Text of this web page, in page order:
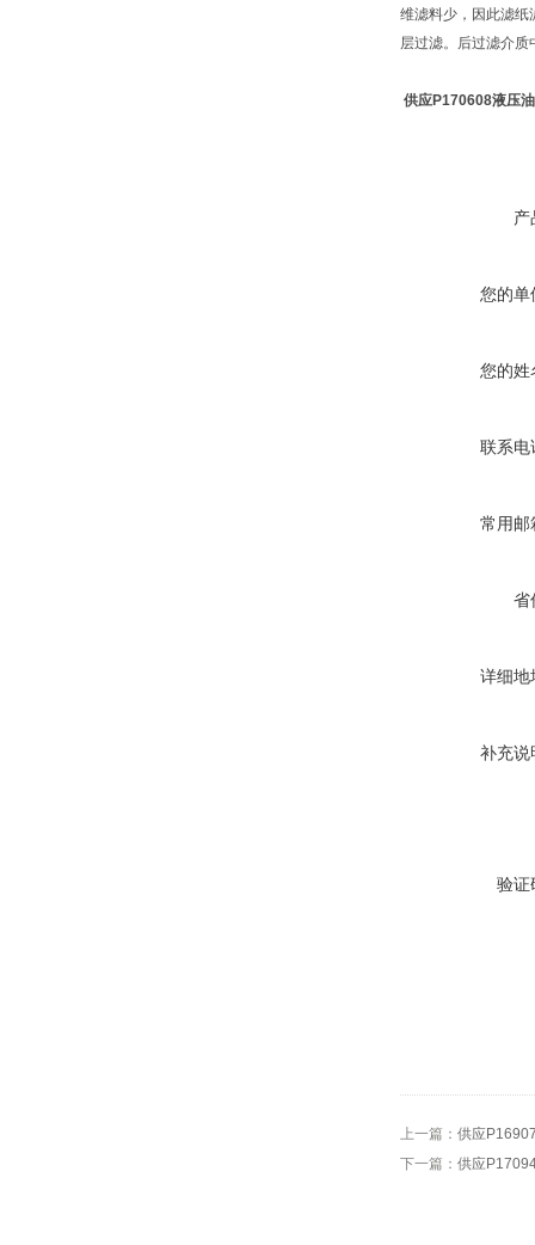
维滤料少，因此滤纸
层过滤。后过滤介
供应P170608液压
产
您的单
您的姓
联系电
常用邮
省
详细地
补充说
验证
上一篇： 供应
下一篇： 供应